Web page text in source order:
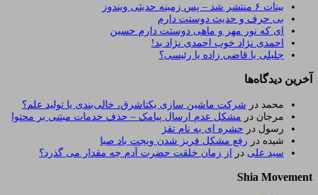
بینات ۶ منتشر شد – پس زمینه حدیثی ویندوز
بی حرف و حدیث دوستت دارم
ای که نور مهر و ماهی دوستت دارم حسین
احمدی نژاد خوب احمدی نژاد بد!
جلیلی یا قاضی زاده یا رئیسی؟
آخرین دیدگاه‌ها
محمد در شرکت ماشین سازی یکتاشرق، خالی‌بندی یا تولید علم؟
مرجان در مشکل عدم ارسال پیامک – حذف خدمات مبتنی بر محتوا
رسول در حشره ای به نام تقژ
شیده در رفع مشکل فریز شدن ویجت باد صبا
سید علی در از زمان خلقت حضرت آدم چه مقدار می گذرد؟
Shia Movement